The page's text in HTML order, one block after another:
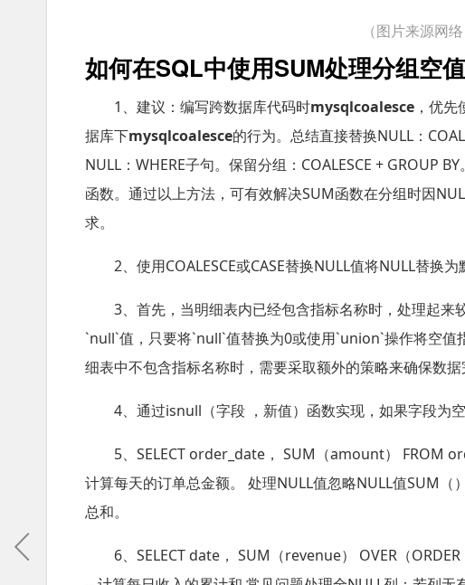
（图片来源网
如何在SQL中使用SUM处理分组空
1、建议：编写跨数据库代码时mysqlcoalesce ，优
据库下mysqlcoalesce的行为。总结直接替换NULL：
NULL：WHERE子句。保留分组：COALESCE + GROUP
函数。通过以上方法，可有效解决SUM函数在分组时因
求。
2、使用COALESCE或CASE替换NULL值将NULL替换
3、首先，当明细表内已经包含指标名称时，处理起
`null`值，只要将`null`值替换为0或使用`union`操作将空值
细表中不包含指标名称时，需要采取额外的策略来确保数据
4、通过isnull（字段 ，新值）函数实现，如果字段为空
5、SELECT order_date， SUM（amount） FROM
计算每天的订单总金额。 处理NULL值忽略NULL值SUM（
总和。
6、SELECT date， SUM（revenue） OVER（